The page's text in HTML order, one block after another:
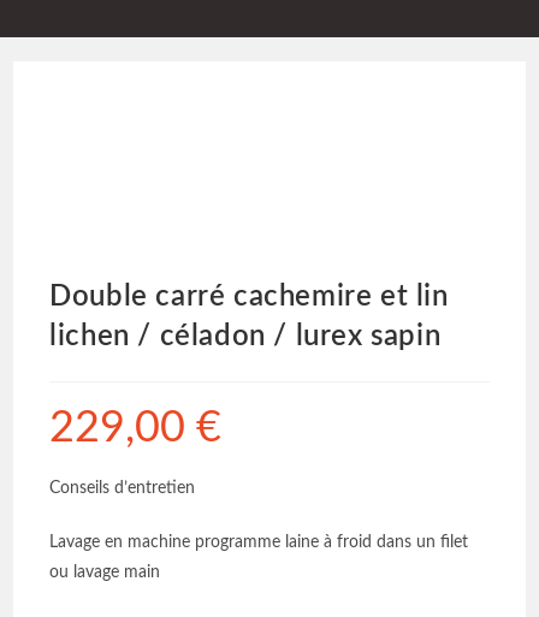
Double carré cachemire et lin
lichen / céladon / lurex sapin
229,00€
Conseils d’entretien
Lavage en machine programme laine à froid dans un filet
ou lavage main